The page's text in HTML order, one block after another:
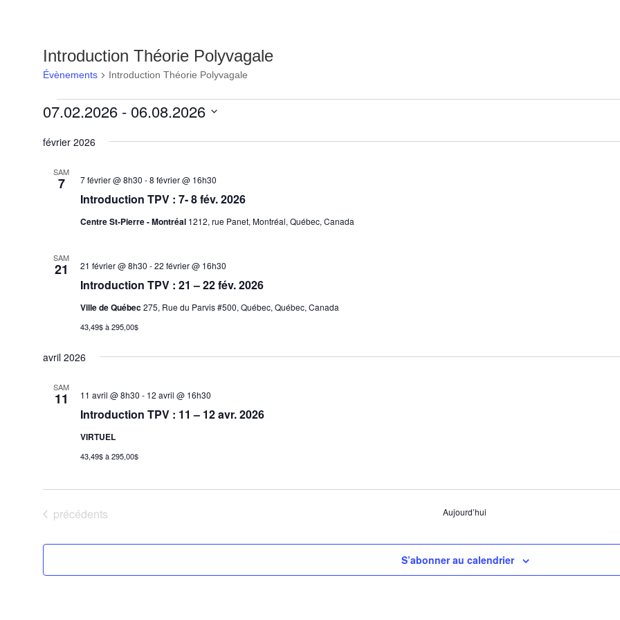
Introduction Théorie Polyvagale
Évènements Introduction Théorie Polyvagale
Évènements
07.02.2026 - 06.08.2026
une
date.
février 2026
SAM
7
Introduction TPV : 7- 8 fév. 2026
7 février @ 8h30 -8 février @ 16h30
Centre St-Pierre - Montréal 1212, rue Panet, Montréal, Québec, Canada
SAM
21
Introduction TPV : 21 – 22 fév. 2026
21 février @ 8h30 -22 février @ 16h30
Ville de Québec275, Rue du Parvis #500, Québec, Québec, Canada
43,49$ à 295,00$
avril 2026
SAM
11
Introduction TPV : 11 – 12 avr. 2026
11 avril @ 8h30 - 12 avril @ 16h30
VIRTUEL
43,49$ à 295,00$
Évènements
précédents Aujourd’hui
S’abonner au calendrier